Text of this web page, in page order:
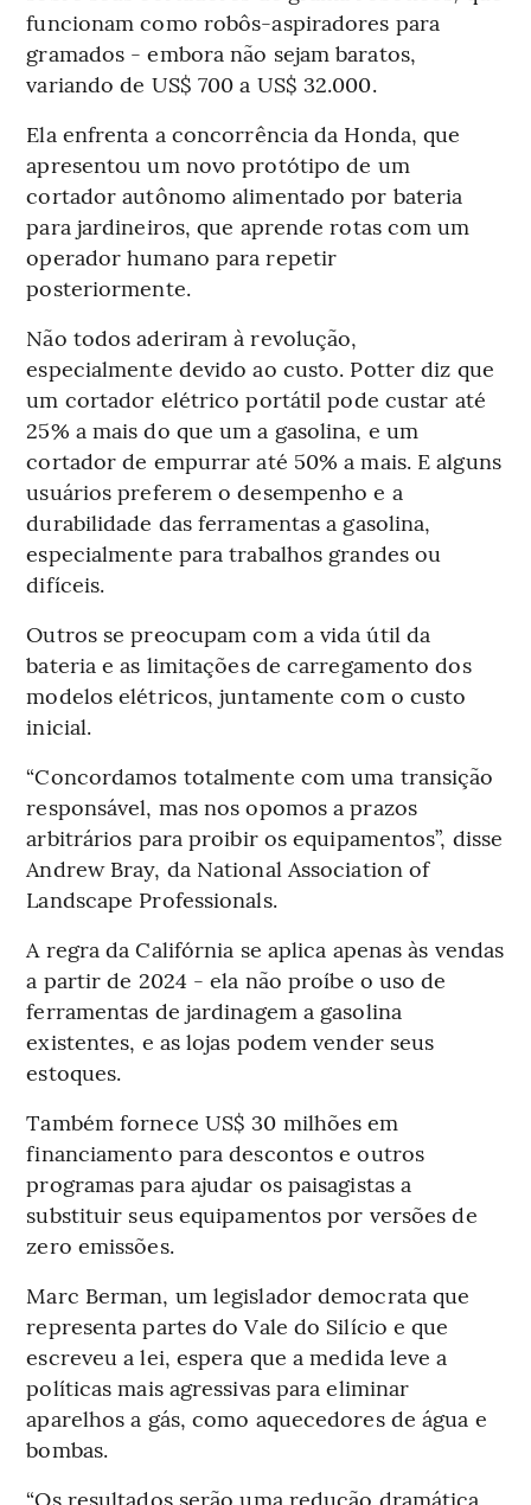
funcionam como robôs-aspiradores para
gramados - embora não sejam baratos,
variando de US$ 700 a US$ 32.000.
Ela enfrenta a concorrência da Honda, que
apresentou um novo protótipo de um
cortador autônomo alimentado por bateria
para jardineiros, que aprende rotas com um
operador humano para repetir
posteriormente.
Não todos aderiram à revolução,
especialmente devido ao custo. Potter diz que
um cortador elétrico portátil pode custar até
25% a mais do que um a gasolina, e um
cortador de empurrar até 50% a mais. E alguns
usuários preferem o desempenho e a
durabilidade das ferramentas a gasolina,
especialmente para trabalhos grandes ou
difíceis.
Outros se preocupam com a vida útil da
bateria e as limitações de carregamento dos
modelos elétricos, juntamente com o custo
inicial.
“Concordamos totalmente com uma transição
responsável, mas nos opomos a prazos
arbitrários para proibir os equipamentos”, disse
Andrew Bray, da National Association of
Landscape Professionals.
A regra da Califórnia se aplica apenas às vendas
a partir de 2024 - ela não proíbe o uso de
ferramentas de jardinagem a gasolina
existentes, e as lojas podem vender seus
estoques.
Também fornece US$ 30 milhões em
financiamento para descontos e outros
programas para ajudar os paisagistas a
substituir seus equipamentos por versões de
zero emissões.
Marc Berman, um legislador democrata que
representa partes do Vale do Silício e que
escreveu a lei, espera que a medida leve a
políticas mais agressivas para eliminar
aparelhos a gás, como aquecedores de água e
bombas.
“Os resultados serão uma redução dramática